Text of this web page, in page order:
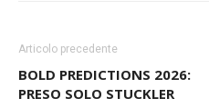
Articolo precedente
BOLD PREDICTIONS 2026:
PRESO SOLO STUCKLER